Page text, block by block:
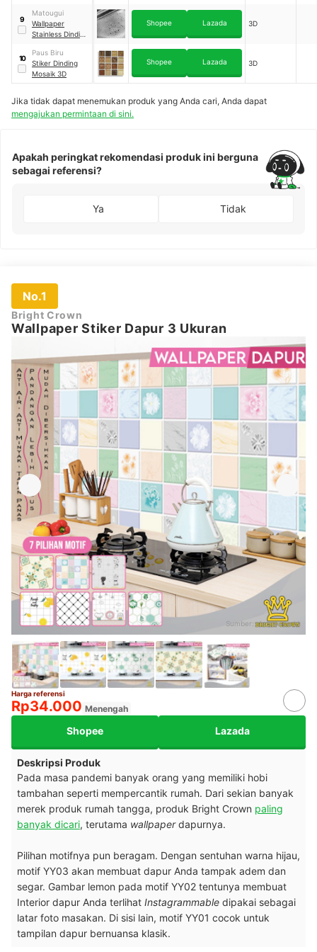
9
Matougui
Wallpaper
Stainless Dinding
Foil
Shopee Lazada 3D
10
Paus Biru
Stiker Dinding
Mosaik 3D
Shopee Lazada 3D
Jika tidak dapat menemukan produk yang Anda cari, Anda dapat
mengajukan permintaan di sini.
Apakah peringkat rekomendasi produk ini berguna
sebagai referensi?
Ya Tidak
No.1
Bright Crown
Wallpaper Stiker Dapur 3 Ukuran
Sumber:shopee.co.id
Harga referensi
Rp34.000 Menengah
Shopee Lazada
Deskripsi Produk
Pada masa pandemi banyak orang yang memiliki hobi
tambahan seperti mempercantik rumah. Dari sekian banyak
merek produk rumah tangga, produk Bright Crown paling
banyak dicari, terutama wallpaperdapurnya.
Pilihan motifnya pun beragam. Dengan sentuhan warna hijau,
motif YY03 akan membuat dapur Anda tampak adem dan
segar. Gambar lemon pada motif YY02 tentunya membuat
Interior dapur Anda terlihat Instagrammable dipakai sebagai
latar foto masakan. Di sisi lain, motif YY01 cocok untuk
tampilan dapur bernuansa klasik.